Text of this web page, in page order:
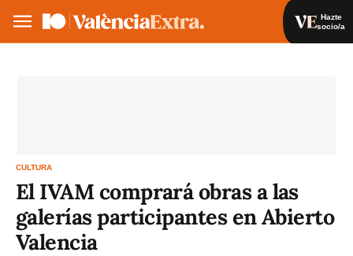
Hazte
socio/a
CULTURA
El IVAM comprará obras a las
galerías participantes en Abierto
Valencia